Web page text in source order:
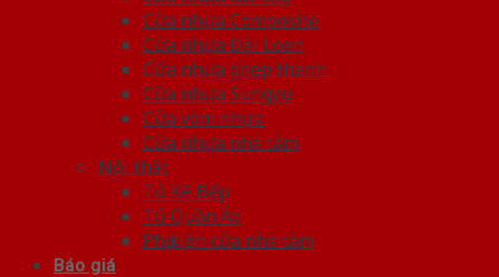
Cửa nhựa Composite
Cửa nhựa Đài Loan
Cửa nhựa ghép thanh
Cửa nhựa Sungyu
Cửa vòm nhựa
Cửa nhựa nhà tắm
Nội thất
Tủ Kệ Bếp
Tủ Quần Áo
Phụ kiện cửa nhà tắm
Báo giá